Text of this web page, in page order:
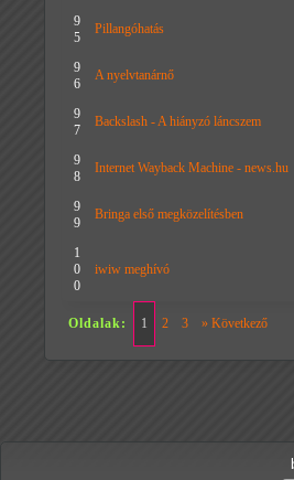
9
5
Pillangóhatás
9
6
A nyelvtanárnő
9
7
Backslash - A hiányzó láncszem
9
8
Internet Wayback Machine - news.hu
9
9
Bringa első megközelítésben
1
0
0
iwiw meghívó
Oldalak: 1 2 3 » Következő